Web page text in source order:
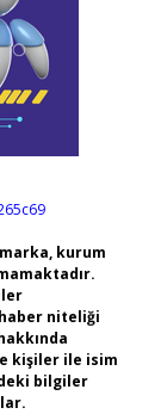
kurum
niteliği
kişiler ile isim
bilgiler